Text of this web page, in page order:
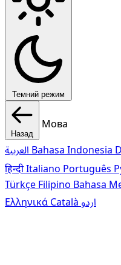
Темний режим
Назад
Мова
Bahasa Indonesia
हिन्दीItaliano Português
Türkçe Filipino Bahasa
Ελληνικά Català اردو